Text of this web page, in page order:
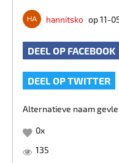
hannitsko op 11-
DEEL OP FACEBOOK
DEEL OP TWITTER
Alternatieve naam
0x
135